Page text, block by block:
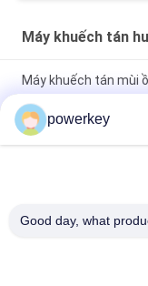
Máy khuếch tán
Máy khuếch tán mùi
bằng nhựa 100ml
Máy khuếch tán tinh
chai 60ml
powerkey
Good day, what